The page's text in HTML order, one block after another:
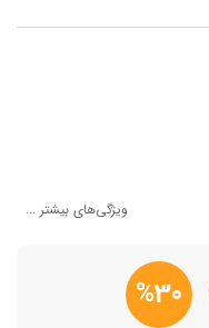
ویژگی‌های بیشتر ...
%30